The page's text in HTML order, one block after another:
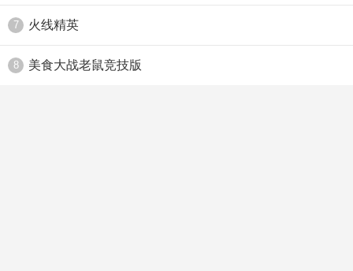
7 火线精英
8 美食大战老鼠竞技版